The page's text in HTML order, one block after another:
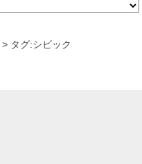
> タグ:シビック